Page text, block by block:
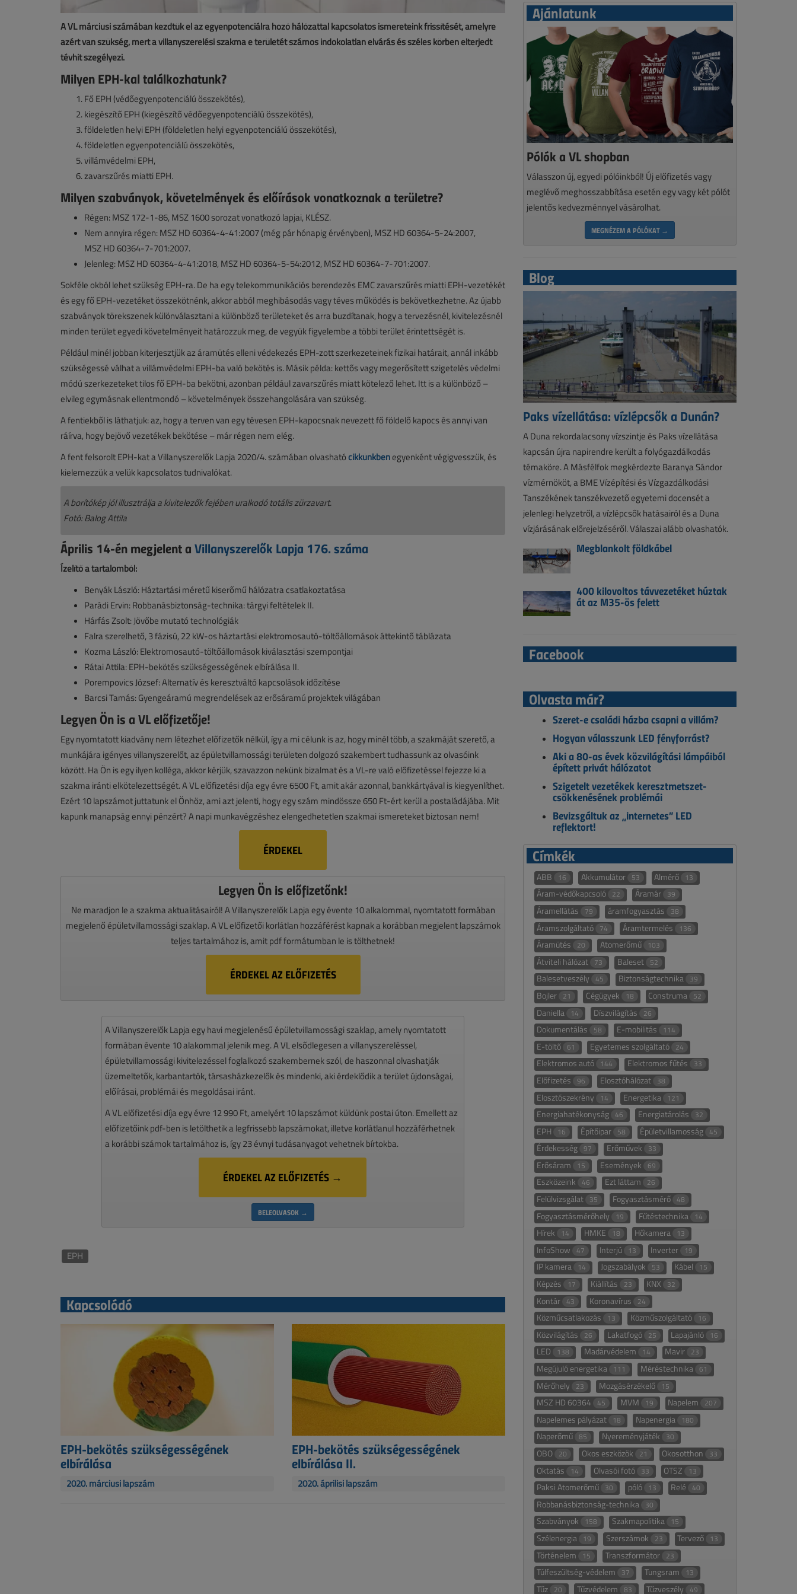
A VL márciusi számában kezdtük el az egyenpotenciálra hozó hálózattal kapcsolatos ismereteink frissítését, amelyre
azért van szükség, mert a villanyszerelési szakma e területét számos indokolatlan elvárás és széles körben elterjedt
tévhit szegélyezi.
Milyen EPH-kal találkozhatunk?
Fő EPH (védőegyenpotenciálú összekötés),
kiegészítő EPH (kiegészítő védőegyenpotenciálú összekötés),
földeletlen helyi EPH (földeletlen helyi egyenpotenciálú összekötés),
földeletlen egyenpotenciálú összekötés,
villámvédelmi EPH,
zavarszűrés miatti EPH.
Milyen szabványok, követelmények és előírások vonatkoznak a területre?
Régen: MSZ 172-1-86, MSZ 1600 sorozat vonatkozó lapjai, KLÉSZ.
Nem annyira régen: MSZ HD 60364-4-41:2007 (még pár hónapig érvényben), MSZ HD 60364-5-24:2007,
MSZ HD 60364-7-701:2007.
Jelenleg: MSZ HD 60364-4-41:2018, MSZ HD 60364-5-54:2012, MSZ HD 60364-7-701:2007.
Sokféle okból lehet szükség EPH-ra. De ha egy telekommunikációs berendezés EMC zavarszűrés miatti EPH-vezetékét
és egy fő EPH-vezetéket összekötnénk, akkor abból meghibásodás vagy téves működés is bekövetkezhetne. Az újabb
szabványok törekszenek különválasztani a különböző területeket és arra buzdítanak, hogy a tervezésnél, kivitelezésnél
minden terület egyedi követelményeit határozzuk meg, de vegyük figyelembe a többi terület érintettségét is.
Például minél jobban kiterjesztjük az áramütés elleni védekezés EPH-zott szerkezeteinek fizikai határait, annál inkább
szükségessé válhat a villámvédelmi EPH-ba való bekötés is. Másik példa: kettős vagy megerősített szigetelés védelmi
módú szerkezeteket tilos fő EPH-ba bekötni, azonban például zavarszűrés miatt kötelező lehet. Itt is a különböző –
elvileg egymásnak ellentmondó – követelmények összehangolására van szükség.
A fentiekből is láthatjuk: az, hogy a terven van egy tévesen EPH-kapocsnak nevezett fő földelő kapocs és annyi van
ráírva, hogy bejövő vezetékek bekötése – már régen nem elég.
A fent felsorolt EPH-kat a Villanyszerelők Lapja 2020/4. számában olvashatócikkünkbenegyenként végigvesszük, és
kielemezzük a velük kapcsolatos tudnivalókat.
A borítókép jól illusztrálja a kivitelezők fejében uralkodó totális zürzavart.
Fotó: Balog Attila
Április 14-én megjelent aVillanyszerelők Lapja 176. száma
Ízelítő a tartalomból:
Benyák László: Háztartási méretű kiserőmű hálózatra csatlakoztatása
Parádi Ervin: Robbanásbiztonság-technika: tárgyi feltételek II.
Hárfás Zsolt: Jövőbe mutató technológiák
Falra szerelhető, 3 fázisú, 22 kW-os háztartási elektromosautó-töltőállomások áttekintő táblázata
Kozma László: Elektromosautó-töltőállomások kiválasztási szempontjai
Rátai Attila: EPH-bekötés szükségességének elbírálása II.
Porempovics József: Alternatív és keresztváltó kapcsolások időzítése
Barcsi Tamás: Gyengeáramú megrendelések az erősáramú projektek világában
Legyen Ön is a VL előfizetője!
Egy nyomtatott kiadvány nem létezhet előfizetők nélkül, így a mi célunk is az, hogy minél több, a szakmáját szerető, a
munkájára igényes villanyszerelőt, az épületvillamossági területen dolgozó szakembert tudhassunk az olvasóink
között. Ha Ön is egy ilyen kolléga, akkor kérjük, szavazzon nekünk bizalmat és a VL-re való előfizetéssel fejezze ki a
szakma iránti elkötelezettségét. A VL előfizetési díja egy évre 6500 Ft, amit akár azonnal, bankkártyával is kiegyenlíthet.
Ezért 10 lapszámot juttatunk el Önhöz, ami azt jelenti, hogy egy szám mindössze 650 Ft-ért kerül a postaládájába. Mit
kapunk manapság ennyi pénzért? A napi munkavégzéshez elengedhetetlen szakmai ismereteket biztosan nem!
ÉRDEKEL
Legyen Ön is előfizetőnk!
Ne maradjon le a szakma aktualitásairól! A Villanyszerelők Lapja egy évente 10 alkalommal, nyomtatott formában
megjelenő épületvillamossági szaklap. A VL előfizetői korlátlan hozzáférést kapnak a korábban megjelent lapszámok
teljes tartalmához is, amit pdf formátumban le is tölthetnek!
ÉRDEKEL AZ ELŐFIZETÉS
A Villanyszerelők Lapja egy havi megjelenésű épületvillamossági szaklap, amely nyomtatott
formában évente 10 alakommal jelenik meg. A VL elsődlegesen a villanyszereléssel,
épületvillamossági kivitelezéssel foglalkozó szakembernek szól, de haszonnal olvashatják
üzemeltetők, karbantartók, társasházkezelők és mindenki, aki érdeklődik a terület újdonságai,
előírásai, problémái és megoldásai iránt.
A VL előfizetési díja egy évre 12 990 Ft, amelyért 10 lapszámot küldünk postai úton. Emellett az
előfizetőink pdf-ben is letölthetik a legfrissebb lapszámokat, illetve korlátlanul hozzáférhetnek
a korábbi számok tartalmához is, így 23 évnyi tudásanyagot vehetnek bírtokba.
ÉRDEKEL AZ ELŐFIZETÉS →
BELEOLVASOK →
EPH
Kapcsolódó
EPH-bekötés szükségességének
elbírálása
2020. márciusi lapszám
EPH-bekötés szükségességének
elbírálása II.
2020. áprilisi lapszám
Ajánlatunk
Pólók a VL shopban
Válasszon új, egyedi pólóinkból! Új előfizetés vagy
meglévő meghosszabbítása esetén egy vagy két pólót
jelentős kedvezménnyel vásárolhat.
MEGNÉZEM A PÓLÓKAT →
Blog
Paks vízellátása: vízlépcsők a Dunán?
A Duna rekordalacsony vízszintje és Paks vízellátása
kapcsán újra napirendre került a folyógazdálkodás
témaköre. A Másfélfok megkérdezte Baranya Sándor
vízmérnököt, a BME Vízépítési és Vízgazdálkodási
Tanszékének tanszékvezető egyetemi docensét a
jelenlegi helyzetről, a vízlépcsők hatásairól és a Duna
vízjárásának előrejelzéséről. Válaszai alább olvashatók.
Megblankolt földkábel
400 kilovoltos távvezetéket húztak
át az M35-ös felett
Facebook
Olvasta már?
Szeret-e családi házba csapni a villám?
Hogyan válasszunk LED fényforrást?
Aki a 80-as évek közvilágítási lámpáiból
épített privát hálózatot
Szigetelt vezetékek keresztmetszet-
csökkenésének problémái
Bevizsgáltuk az „internetes” LED
reflektort!
Címkék
ABB 16 Akkumulátor 53 Almérő 13
Áram-védőkapcsoló 22 Áramár 39
Áramellátás 79 áramfogyasztás 38
Áramszolgáltató 74 Áramtermelés 136
Áramütés 20 Atomerőmű 103
Átviteli hálózat 73 Baleset 52
Balesetveszély 45 Biztonságtechnika 39
Bojler 21 Cégügyek 18 Construma 52
Daniella 14 Díszvilágítás 26
Dokumentálás 58 E-mobilitás 114
E-töltő 61 Egyetemes szolgáltató 24
Elektromos autó 144 Elektromos fűtés 33
Előfizetés 96 Elosztóhálózat 38
Elosztószekrény 14 Energetika 121
Energiahatékonyság 46 Energiatárolás 32
EPH 16 Építőipar 58 Épületvillamosság 45
Érdekesség 97 Erőművek 33
Erősáram 15 Események 69
Eszközeink 46 Ezt láttam 26
Felülvizsgálat 35 Fogyasztásmérő 48
Fogyasztásmérőhely 19 Fűtéstechnika 14
Hírek 14 HMKE 18 Hőkamera 13
InfoShow 47 Interjú 13 Inverter 19
IP kamera 14 Jogszabályok 53 Kábel 15
Képzés 17 Kiállítás 23 KNX 32
Kontár 43 Koronavírus 24
Közműcsatlakozás 13 Közműszolgáltató 16
Közvilágítás 26 Lakatfogó 25 Lapajánló 16
LED 138 Madárvédelem 14 Mavir 23
Megújuló energetika 111 Méréstechnika 61
Mérőhely 23 Mozgásérzékelő 15
MSZ HD 60364 45 MVM 19 Napelem 207
Napelemes pályázat 18 Napenergia 180
Naperőmű 85 Nyereményjáték 30
OBO 20 Okos eszközök 21 Okosotthon 33
Oktatás 14 Olvasói fotó 33 OTSZ 13
Paksi Atomerőmű 30 póló 13 Relé 40
Robbanásbiztonság-technika 30
Szabványok 158 Szakmapolitika 15
Szélenergia 19 Szerszámok 23 Tervező 13
Történelem 15 Transzformátor 23
Túlfeszültség-védelem 37 Tungsram 13
Tűz 20 Tűzvédelem 83 Tűzveszély 49